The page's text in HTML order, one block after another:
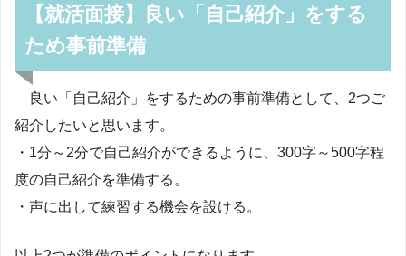
【就活面接】良い「自己紹介」をする
ため事前準備
良い「自己紹介」をするための事前準備として、2つご
紹介したいと思います。
・1分～2分で自己紹介ができるように、300字～500字程
度の自己紹介を準備する。
・声に出して練習する機会を設ける。